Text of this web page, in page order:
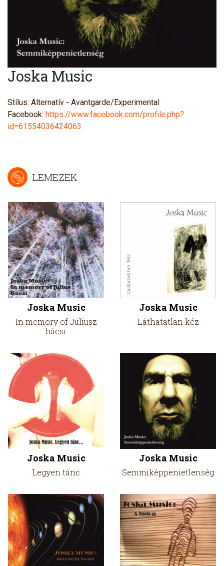
Joska Music
Stílus: Alternatív - Avantgarde/Experimental
Facebook: https://www.facebook.com/profile.php?
id=61554036424063
LEMEZEK
Joska Music
In memory of Juliusz
bácsi
Joska Music
Láthatatlan kéz
Joska Music
Legyen tánc
Joska Music
Semmiképpenietlenség